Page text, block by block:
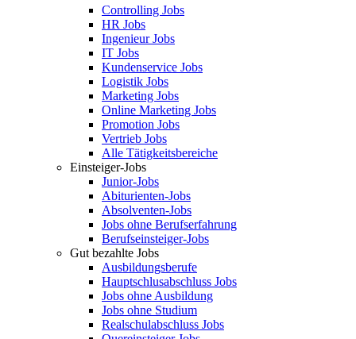
Controlling Jobs
HR Jobs
Ingenieur Jobs
IT Jobs
Kundenservice Jobs
Logistik Jobs
Marketing Jobs
Online Marketing Jobs
Promotion Jobs
Vertrieb Jobs
Alle Tätigkeitsbereiche
Einsteiger-Jobs
Junior-Jobs
Abiturienten-Jobs
Absolventen-Jobs
Jobs ohne Berufserfahrung
Berufseinsteiger-Jobs
Gut bezahlte Jobs
Ausbildungsberufe
Hauptschlusabschluss Jobs
Jobs ohne Ausbildung
Jobs ohne Studium
Realschulabschluss Jobs